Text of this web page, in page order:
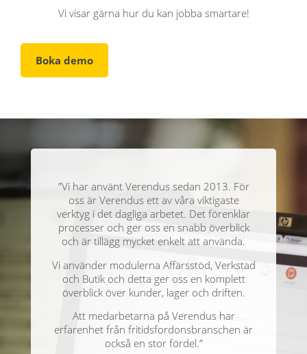
Vi visar gärna hur du kan jobba smartare!
Boka demo
”Vi har använt Verendus sedan 2013. För
oss är Verendus ett av våra viktigaste
verktyg i det dagliga arbetet. Det förenklar
processer och ger oss en snabb överblick
och är tillägg mycket enkelt att använda.
Vi använder modulerna Affärsstöd, Verkstad
och Butik och detta ger oss en komplett
överblick över kunder, lager och driften.
Att medarbetarna på Verendus har
erfarenhet från fritidsfordonsbranschen är
också en stor fördel.”